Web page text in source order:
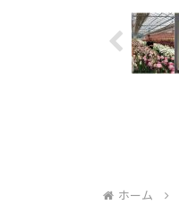
ホーム